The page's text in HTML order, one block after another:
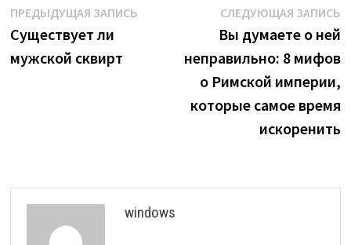
Навигация
по
записям
ПРЕДЫДУЩАЯ ЗАПИСЬПредыдущая
Существует ли
мужской сквирт
СЛЕДУЮЩАЯ ЗАПИСЬ
Вы думаете о ней
неправильно: 8 мифов
о Римской империи,
которые самое время
искоренить
windows